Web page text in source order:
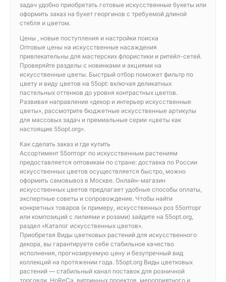
задач удобно приобретать готовые искусственные букеты или
оформить заказ на букет георгинов с требуемой длиной
стебля и цветом.
Цены , новые поступления и настройки поиска
Оптовые цены на искусственные насаждения
привлекательны для мастерских флористики и ритейл-сетей.
Проверяйте разделы с новинками и акциями на
искусственные цветы. Быстрый отбор поможет фильтр по
цвету и виду цветов на 55opt: включая деликатных
пастельных оттенков до уровня контрастных цветов.
Развивая направление «декор и интерьер искусственные
цветы», рассмотрите бюджетные искусственные артикулы
для массовых задач и премиальные серии «цветы как
настоящие 55opt.org».
Как сделать заказ и где купить
Ассортимент 55опторг по искусственным растениям
предоставляется оптовикам по стране: доставка по России
искусственных цветов осуществляется быстро, можно
оформить самовывоз в Москве. Онлайн-магазин
искусственных цветов предлагает удобные способы оплаты,
экспертные советы и сопровождение. Чтобы найти
конкретных товаров (к примеру, искусственных роз 55опторг
или композиций с лилиями и розами) зайдите на 55opt.org,
раздел «Каталог искусственных цветов».
Приобретая Виды цветковых растений для искусственного
декора, вы гарантируете себе стабильное качество
исполнения, прогнозируемую цену и безупречный вид
коллекций на протяжении года. 55opt.org Виды цветковых
растений — стабильный канал поставок для розничной
торговли, HoReCa, витринных проектов, мероприятного и